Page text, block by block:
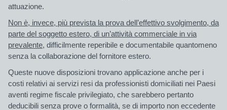
attuazione.
Non è, invece, più prevista la prova dell’effettivo svolgimento, da
parte del soggetto estero, di un’attività commerciale in via
prevalente, difficilmente reperibile e documentabile quantomeno
senza la collaborazione del fornitore estero.
Queste nuove disposizioni trovano applicazione anche per i
costi relativi ai servizi resi da professionisti domiciliati nei Paesi
aventi regime fiscale privilegiato, che sarebbero pertanto
deducibili senza prove o formalità, se di importo non eccedente